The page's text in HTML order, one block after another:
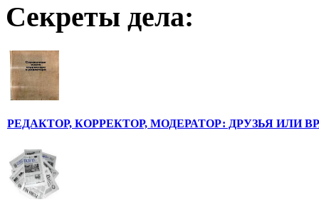
Секреты дела:
РЕДАКТОР, КОРРЕКТОР, МОДЕРАТОР: ДРУЗЬЯ ИЛИ